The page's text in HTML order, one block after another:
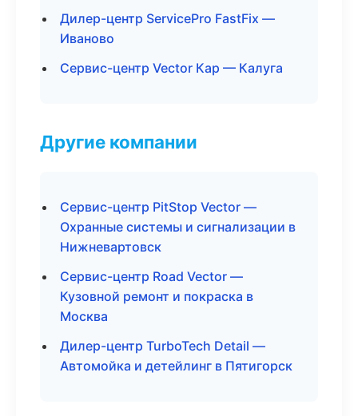
Дилер-центр ServicePro FastFix —
Иваново
Сервис-центр Vector Кар — Калуга
Другие компании
Сервис-центр PitStop Vector —
Охранные системы и сигнализации в
Нижневартовск
Сервис-центр Road Vector —
Кузовной ремонт и покраска в
Москва
Дилер-центр TurboTech Detail —
Автомойка и детейлинг в Пятигорск